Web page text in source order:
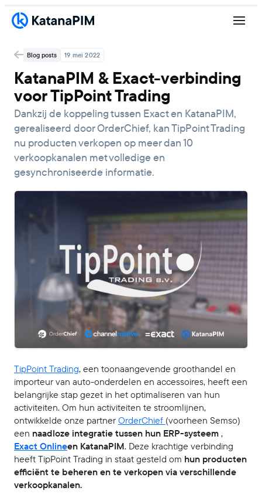
Blog posts 19 mei 2022
KatanaPIM & Exact-verbinding
voor TipPoint Trading
Dankzij de koppeling tussen Exact en KatanaPIM,
gerealiseerd door OrderChief, kan TipPoint Trading
nu producten verkopen op meer dan 10
verkoopkanalen met volledige en
gesynchroniseerde informatie.
TipPoint Trading, een toonaangevende groothandel en
importeur van auto-onderdelen en accessoires, heeft een
belangrijke stap gezet in het optimaliseren van hun
activiteiten. Om hun activiteiten te stroomlijnen,
ontwikkelde onze partnerOrderChief (voorheen Semso)
een naadloze integratie tussen hun ERP-systeem,
Exact Onlineen KatanaPIM. Deze krachtige verbinding
heeft TipPoint Trading in staat gesteld om hun producten
efficiënt te beheren en te verkopen via verschillende
verkoopkanalen.